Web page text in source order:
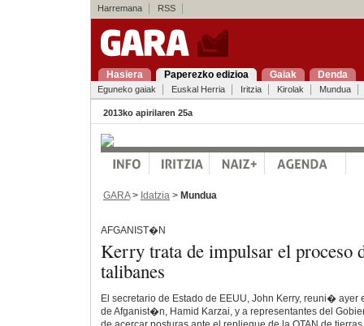
Harremana RSS
Hasiera Paperezko edizioa Gaiak Denda
Eguneko gaiak Euskal Herria Iritzia Kirolak Mundua
2013ko apirilaren 25a
GARA> Idatzia > Mundua
AFGANIST�N
Kerry trata de impulsar el proceso
talibanes
El secretario de Estado de EEUU, John Kerry, reuni� ayer
de Afganist�n, Hamid Karzai, y a representantes del